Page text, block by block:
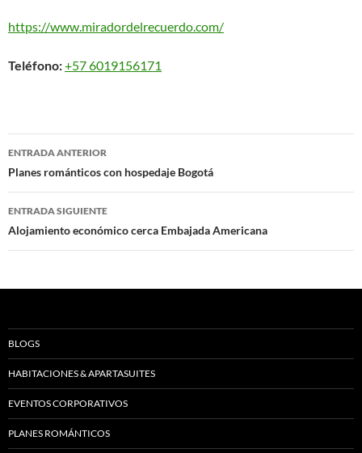
https://www.miradordelrecuerdo.com/
Teléfono:+57 6019156171
Navegación
de
entradas
ENTRADA ANTERIOR
Planes románticos con hospedaje Bogotá
ENTRADA SIGUIENTE
Alojamiento económico cerca Embajada Americana
BLOGS
HABITACIONES & APARTASUITES
EVENTOS CORPORATIVOS
PLANES ROMÁNTICOS